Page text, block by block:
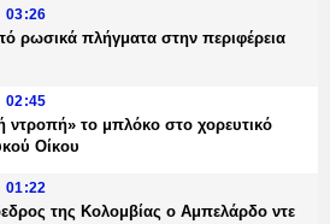
03:26
ρωσικά πλήγματα στην περιφέρεια
02:45
ντροπή» το μπλόκο στο χορευτικό
Οίκου
01:22
της Κολομβίας ο Αμπελάρδο ντε